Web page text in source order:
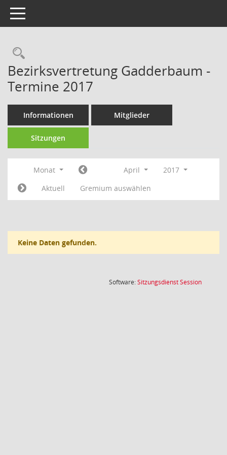
Toggle navigation
Rechercheauswahl
Bezirksvertretung Gadderbaum -
Termine 2017
Informationen Mitglieder
Sitzungen
Monat April
2017
Aktuell
Gremium auswählen
Keine Daten gefunden.
Software:SitzungsdienstSession(Wird in